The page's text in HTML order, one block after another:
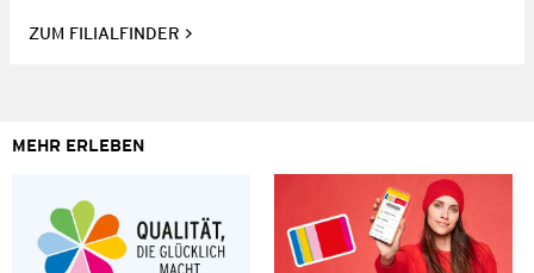
ZUM FILIALFINDER
MEHR ERLEBEN